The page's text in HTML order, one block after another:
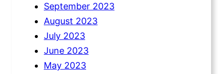
September 2023
August 2023
July 2023
June 2023
May 2023